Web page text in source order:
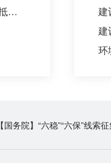
拖拉机和联合收割机抵押登记
环
【国务院】“六稳”“六保”线索